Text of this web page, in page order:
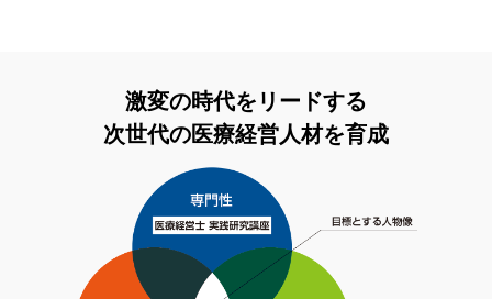
激変の時代をリードする
次世代の医療経営人材を育成